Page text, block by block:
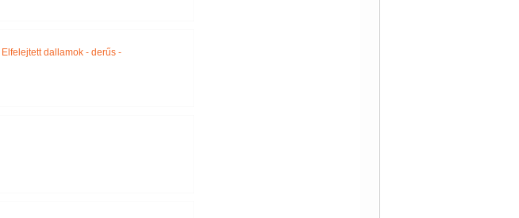
Elfelejtett dallamok - derűs -